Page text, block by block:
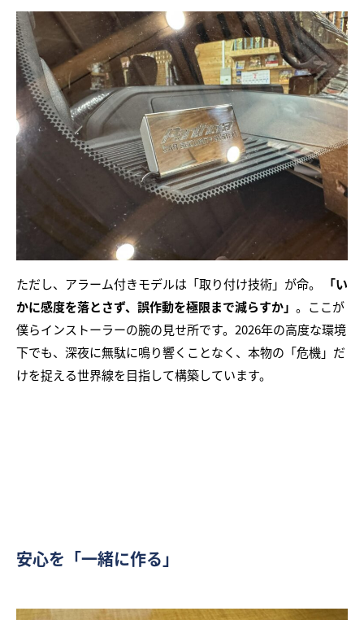
ただし、アラーム付きモデルは「取り付け技術」が命。
「い
かに感度を落とさず、誤作動を極限まで減らすか」 。ここが
僕らインストーラーの腕の見せ所です。2026年の高度な環境
下でも、深夜に無駄に鳴り響くことなく、本物の「危機」だ
けを捉える世界線を目指して構築しています。
安心を「一緒に作る」